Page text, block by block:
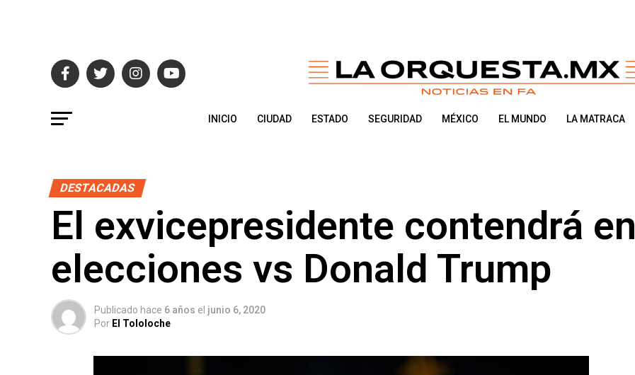
INICIO CIUDAD ESTADO SEGURIDAD MÉXICO EL MUNDO LA MATRACA
DESTACADAS
El exvicepresidente contendrá en
elecciones vs Donald Trump
Publicado hace 6 años el junio 6, 2020
Por El Tololoche